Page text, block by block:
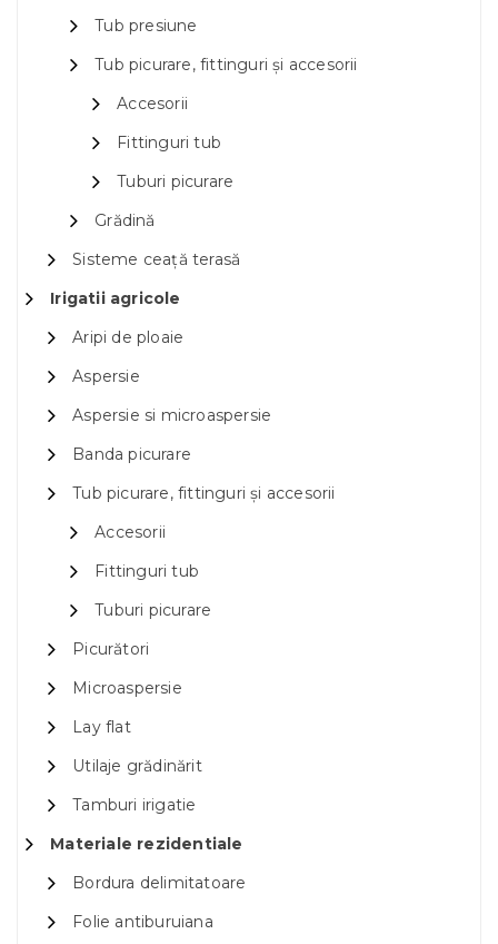
Tub presiune
Tub picurare, fittinguri și accesorii
Accesorii
Fittinguri tub
Tuburi picurare
Grădină
Sisteme ceață terasă
Irigatii agricole
Aripi de ploaie
Aspersie
Aspersie si microaspersie
Banda picurare
Tub picurare, fittinguri și accesorii
Accesorii
Fittinguri tub
Tuburi picurare
Picurători
Microaspersie
Lay flat
Utilaje grădinărit
Tamburi irigatie
Materiale rezidentiale
Bordura delimitatoare
Folie antiburuiana